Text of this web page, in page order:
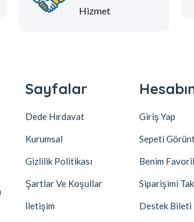
Hizmet
Sayfalar
Dede Hırdavat
Kurumsal
Gizlilik Politikası
Şartlar Ve Koşullar
İletişim
Giriş Yap
Sepeti
Benim
Siparişimi
Destek Bileti